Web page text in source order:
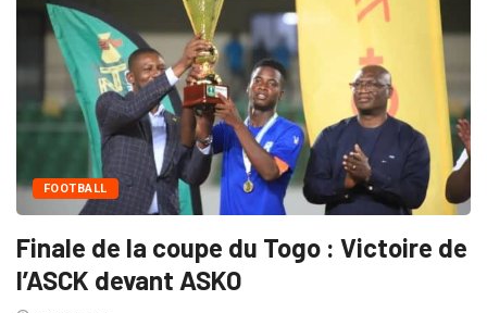
FOOTBALL
Finale de la coupe du Togo : Victoire de
l’ASCK devant ASKO